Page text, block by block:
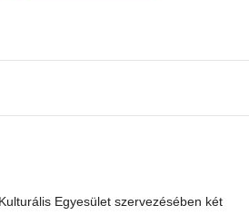
Egyesület szervezésében két